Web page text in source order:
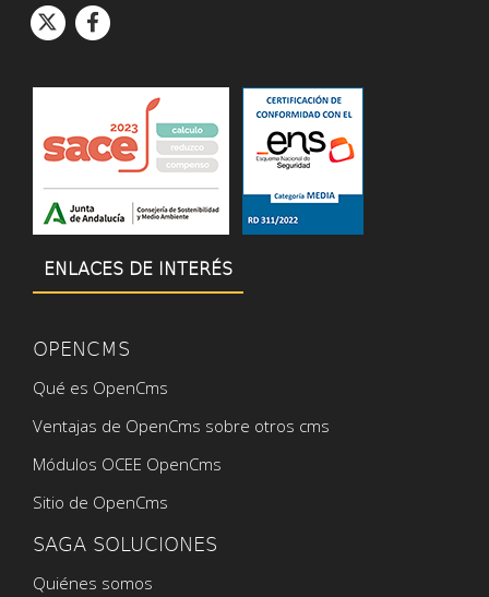
Icono de
Icono de Twitter
Icono de
Icono de Facebook
ENLACES DE INTERÉS
OPENCMS
Qué es OpenCms
Ventajas de OpenCms sobre otros cms
Módulos OCEE OpenCms
Sitio de OpenCms
SAGA SOLUCIONES
Quiénes somos